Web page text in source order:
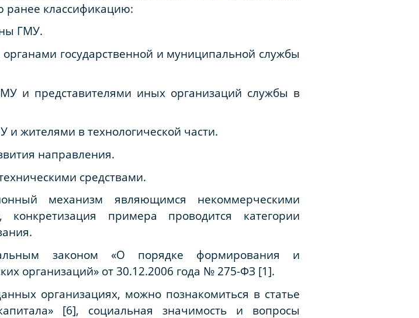
классификацию:
ГМУ.
государственной и муниципальной службы
и представителями иных организаций службы в
жителями в технологической части.
направления.
средствами.
механизм являющимся некоммерческими
примера проводится категории
законом «О порядке формирования и
организаций» от 30.12.2006 года № 275-ФЗ [1].
организациях, можно познакомиться в статье
[6], социальная значимость и вопросы